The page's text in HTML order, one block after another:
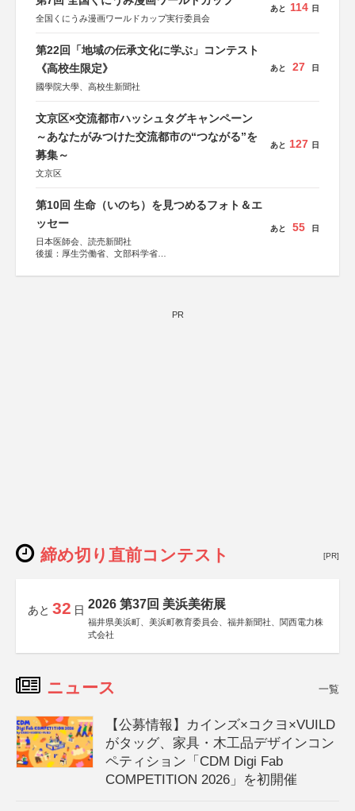
全国くにうみ漫画ワールドカップ実行委員会
あと 114 日
第22回「地域の伝承文化に学ぶ」コンテスト
《高校生限定》
國學院大學、高校生新聞社
あと 27 日
文京区×交流都市ハッシュタグキャンペーン
～あなたがみつけた交流都市の“つながる”を
募集～
文京区
あと 127 日
第10回 生命（いのち）を見つめるフォト＆エ
ッセー
日本医師会、読売新聞社
後援：厚生労働省、文部科学省
しん生命保険株式会社
あと 55 日
PR
締め切り直前コンテスト [PR]
あと 32 日 2026 第37回 美浜美術展
福井県美浜町、美浜町教育委員会、福井新聞社、関西電力株
式会社
ニュース 一覧
【公募情報】カインズ×コクヨ×VUILD
がタッグ、家具・木工品デザインコン
ペティション「CDM Digi Fab
COMPETITION 2026」を初開催